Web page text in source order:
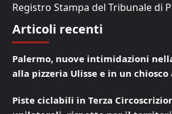
Registro Stampa del Tribunale di
Articoli recenti
Palermo, nuove intimidazioni
alla pizzeria Ulisse e in un
Piste ciclabili in Terza